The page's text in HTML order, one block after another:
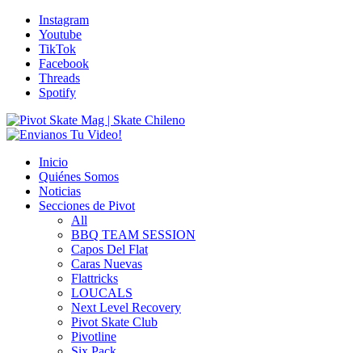
Instagram
Youtube
TikTok
Facebook
Threads
Spotify
Inicio
Quiénes Somos
Noticias
Secciones de Pivot
All
BBQ TEAM SESSION
Capos Del Flat
Caras Nuevas
Flattricks
LOUCALS
Next Level Recovery
Pivot Skate Club
Pivotline